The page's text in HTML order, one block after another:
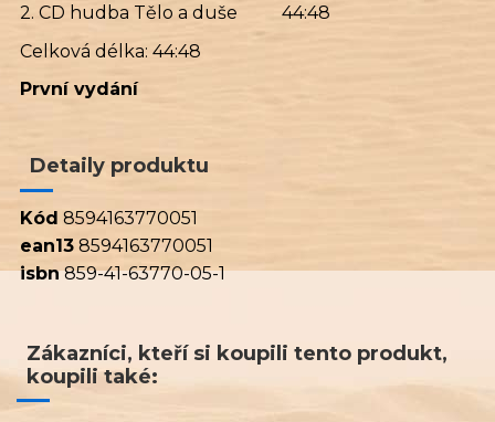
2. CD hudba Tělo a duše 44:48
Celková délka: 44:48
První vydání
Detaily produktu
Kód 8594163770051
ean13 8594163770051
isbn 859-41-63770-05-1
Zákazníci, kteří si koupili tento produkt,
koupili také: